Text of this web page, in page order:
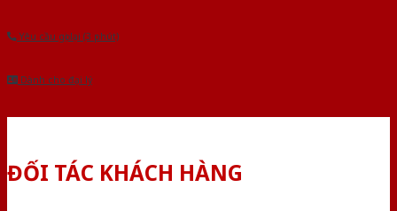
Yêu cầu gọi lại (3 phút)
Dành cho đại lý
ĐỐI TÁC KHÁCH HÀNG